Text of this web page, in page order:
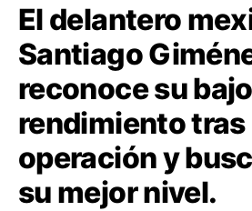
El delantero
Santiago
reconoce su bajo
rendimiento tras
operación y
su mejor nivel.